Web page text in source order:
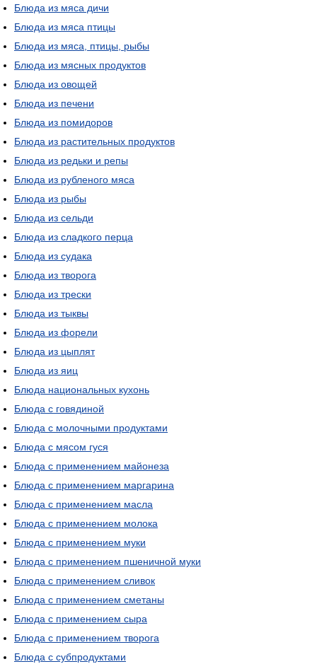
Блюда из мяса дичи
Блюда из мяса птицы
Блюда из мяса, птицы, рыбы
Блюда из мясных продуктов
Блюда из овощей
Блюда из печени
Блюда из помидоров
Блюда из растительных продуктов
Блюда из редьки и репы
Блюда из рубленого мяса
Блюда из рыбы
Блюда из сельди
Блюда из сладкого перца
Блюда из судака
Блюда из творога
Блюда из трески
Блюда из тыквы
Блюда из форели
Блюда из цыплят
Блюда из яиц
Блюда национальных кухонь
Блюда с говядиной
Блюда с молочными продуктами
Блюда с мясом гуся
Блюда с применением майонеза
Блюда с применением маргарина
Блюда с применением масла
Блюда с применением молока
Блюда с применением муки
Блюда с применением пшеничной муки
Блюда с применением сливок
Блюда с применением сметаны
Блюда с применением сыра
Блюда с применением творога
Блюда с субпродуктами